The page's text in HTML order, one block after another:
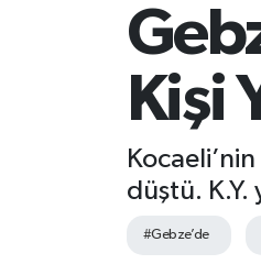
Kişi
düştü.
#Gebze’de
Kocaeli Namaz
Kocaeli Trafik
Süper Lig Puan
Tüm Manşetler